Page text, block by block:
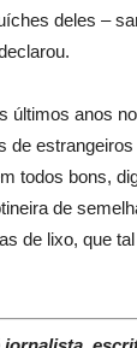
deles –
últimos anos
de
todos bons,
de
de lixo, que